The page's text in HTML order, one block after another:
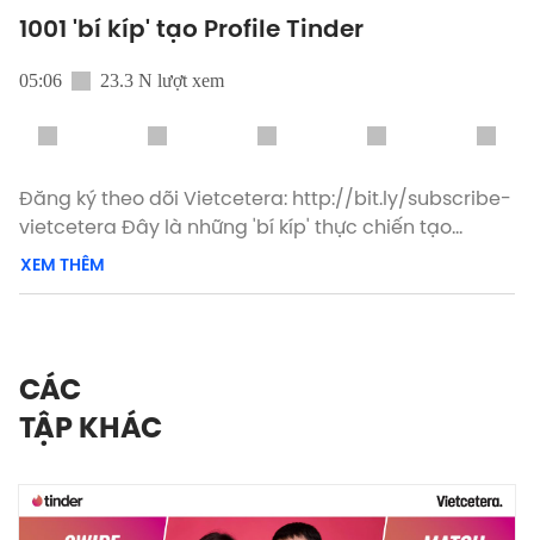
1001 'bí kíp' tạo Profile Tinder
05:06 23.3 N lượt xem
Đăng ký theo dõi Vietcetera: http://bit.ly/subscribe-
vietcetera Đây là những 'bí kíp' thực chiến tạo
profile Tinder từ cơ bản (hình nghệ nghệ, bio thơ
XEM THÊM
CÁC
TẬP KHÁC